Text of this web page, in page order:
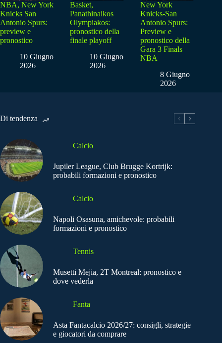
NBA, New York
Knicks San
Antonio Spurs:
preview e
pronostico
10 Giugno
2026
Basket,
Panathinaikos
Olympiakos:
pronostico della
finale playoff
10 Giugno
2026
New York
Knicks-San
Antonio Spurs:
Preview e
pronostico della
Gara 3 Finals
NBA
8 Giugno
2026
Di tendenza
Calcio
Jupiler League, Club Brugge Kortrijk:
probabili formazioni e pronostico
Calcio
Napoli Osasuna, amichevole: probabili
formazioni e pronostico
Tennis
Musetti Mejia, 2T Montreal: pronostico e
dove vederla
Fanta
Asta Fantacalcio 2026/27: consigli, strategie
e giocatori da comprare